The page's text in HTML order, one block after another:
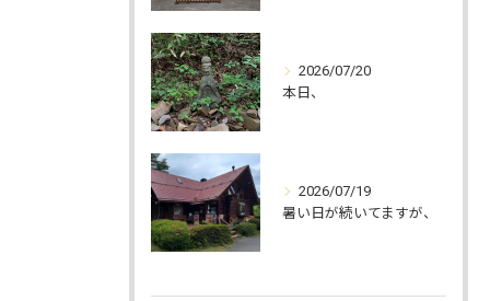
2026/07/20
本日、
2026/07/19
暑い日が続いてますが、